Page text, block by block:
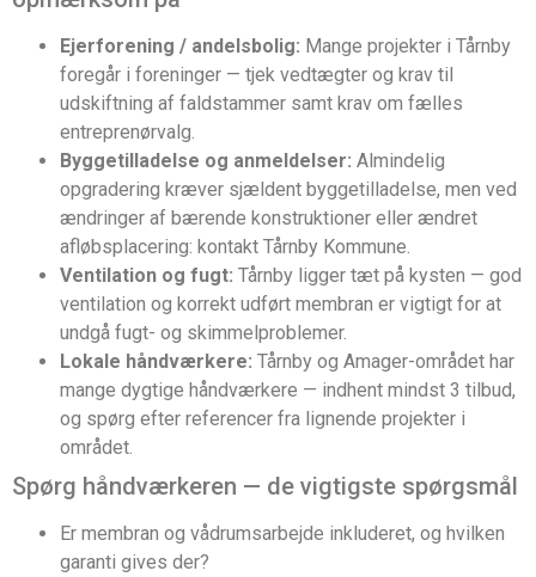
Ejerforening / andelsbolig: Mange projekter i Tårnby
foregår i foreninger — tjek vedtægter og krav til
udskiftning af faldstammer samt krav om fælles
entreprenørvalg.
Byggetilladelse og anmeldelser: Almindelig
opgradering kræver sjældent byggetilladelse, men ved
ændringer af bærende konstruktioner eller ændret
afløbsplacering: kontakt Tårnby Kommune.
Ventilation og fugt: Tårnby ligger tæt på kysten — god
ventilation og korrekt udført membran er vigtigt for at
undgå fugt- og skimmelproblemer.
Lokale håndværkere: Tårnby og Amager-området har
mange dygtige håndværkere — indhent mindst 3 tilbud,
og spørg efter referencer fra lignende projekter i
området.
Spørg håndværkeren — de vigtigste spørgsmål
Er membran og vådrumsarbejde inkluderet, og hvilken
garanti gives der?